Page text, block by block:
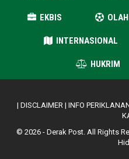
EKBIS
INTERNASIONAL
HUKRIM
| DISCLAIMER | INFO
© 2026 - Derak Post. All Rights